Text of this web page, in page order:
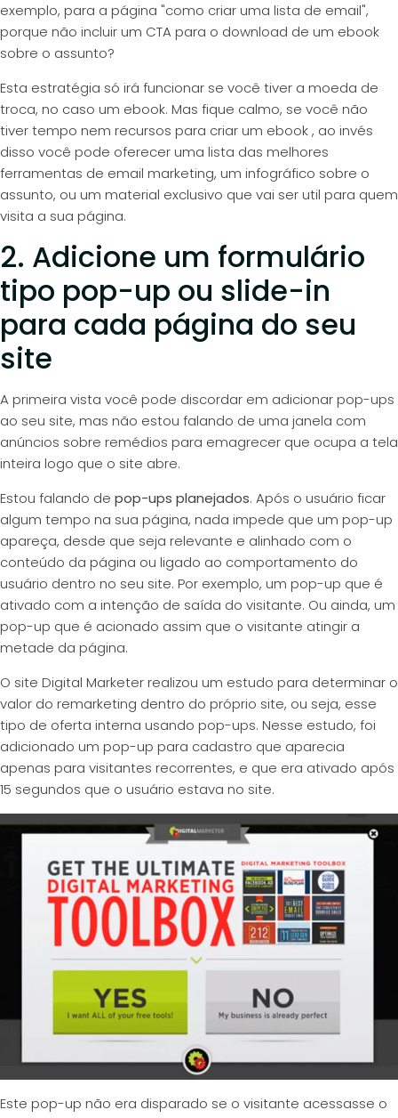
exemplo, para a página "como criar uma lista de email",
porque não incluir um CTA para o download de um ebook
sobre o assunto?
Esta estratégia só irá funcionar se você tiver a moeda de
troca, no caso um ebook. Mas fique calmo, se você não
tiver tempo nem recursos para criar um ebook , ao invés
disso você pode oferecer uma lista das melhores
ferramentas de email marketing, um infográfico sobre o
assunto, ou um material exclusivo que vai ser util para quem
visita a sua página.
2. Adicione um formulário
tipo pop-up ou slide-in
para cada página do seu
site
A primeira vista você pode discordar em adicionar pop-ups
ao seu site, mas não estou falando de uma janela com
anúncios sobre remédios para emagrecer que ocupa a tela
inteira logo que o site abre.
Estou falando de pop-ups planejados. Após o usuário ficar
algum tempo na sua página, nada impede que um pop-up
apareça, desde que seja relevante e alinhado com o
conteúdo da página ou ligado ao comportamento do
usuário dentro no seu site. Por exemplo, um pop-up que é
ativado com a intenção de saída do visitante. Ou ainda, um
pop-up que é acionado assim que o visitante atingir a
metade da página.
O site Digital Marketer realizou um estudo para determinar o
valor do remarketing dentro do próprio site, ou seja, esse
tipo de oferta interna usando pop-ups. Nesse estudo, foi
adicionado um pop-up para cadastro que aparecia
apenas para visitantes recorrentes, e que era ativado após
15 segundos que o usuário estava no site.
Este pop-up não era disparado se o visitante acessasse o